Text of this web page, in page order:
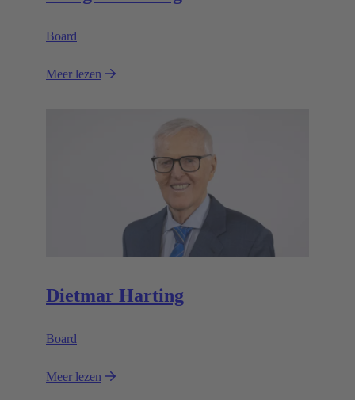
Board
Meer lezen
Dietmar Harting
Board
Meer lezen